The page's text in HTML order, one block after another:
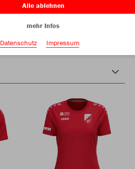
Alle ablehnen
mehr Infos
Datenschutz
Impressum